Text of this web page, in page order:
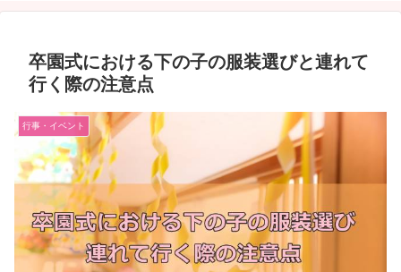
卒園式における下の子の服装選びと連れて
行く際の注意点
行事・イベント